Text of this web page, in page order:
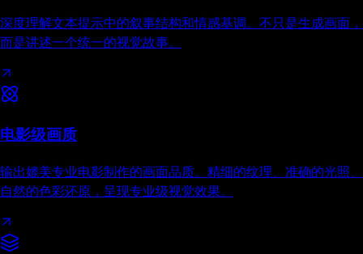
深度理解文本提示中的叙事结构和情感基调。不只是生成画面，
而是讲述一个统一的视觉故事。
电影级画质
输出媲美专业电影制作的画面品质。精细的纹理、准确的光照、
自然的色彩还原，呈现专业级视觉效果。